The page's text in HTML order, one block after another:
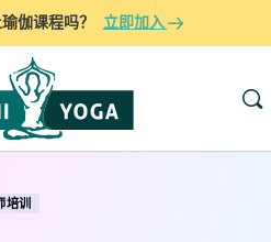
伽课程吗？ 立即加入
培训